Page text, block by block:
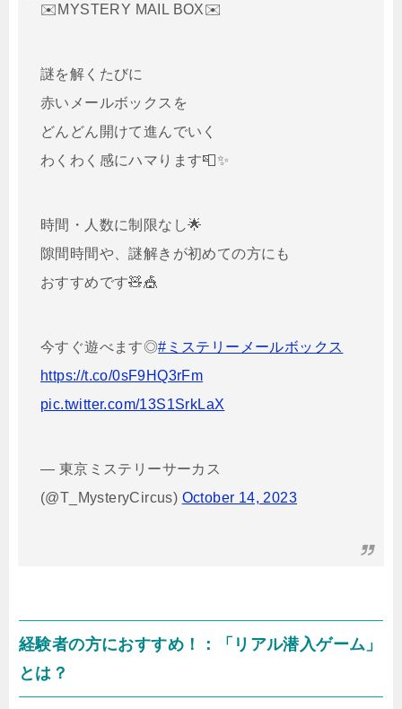
✉️MYSTERY MAIL BOX✉️
謎を解くたびに
赤いメールボックスを
どんどん開けて進んでいく
わくわく感にハマります📮✨
時間・人数に制限なし🌟
隙間時間や、謎解きが初めての方にも
おすすめです🧸🎪
今すぐ遊べます◎#ミステリーメールボックス
https://t.co/0sF9HQ3rFm
pic.twitter.com/13S1SrkLaX
— 東京ミステリーサーカス
(@T_MysteryCircus) October 14, 2023
経験者の方におすすめ！：「リアル潜入ゲーム」
とは？